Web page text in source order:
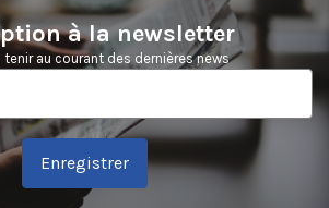
à la newsletter
tenir au courant des dernières news
Enregistrer